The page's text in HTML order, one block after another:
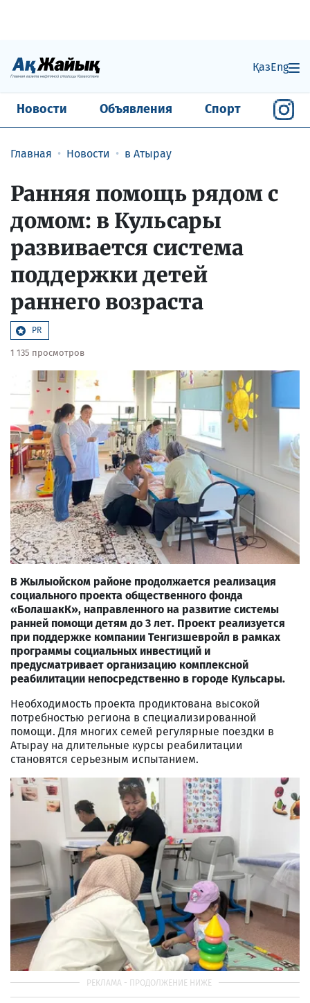
ҚазEng
Новости Объявления Спорт
Главная Новости в Атырау
Ранняя помощь рядом с
домом: в Кульсары
развивается система
поддержки детей
раннего возраста
PR
1 135 просмотров
В Жылыойском районе продолжается реализация
социального проекта общественного фонда
«БолашакК», направленного на развитие системы
ранней помощи детям до 3 лет. Проект реализуется
при поддержке компании Тенгизшевройл в рамках
программы социальных инвестиций и
предусматривает организацию комплексной
реабилитации непосредственно в городе Кульсары.
Необходимость проекта продиктована высокой
потребностью региона в специализированной
помощи. Для многих семей регулярные поездки в
Атырау на длительные курсы реабилитации
становятся серьезным испытанием.